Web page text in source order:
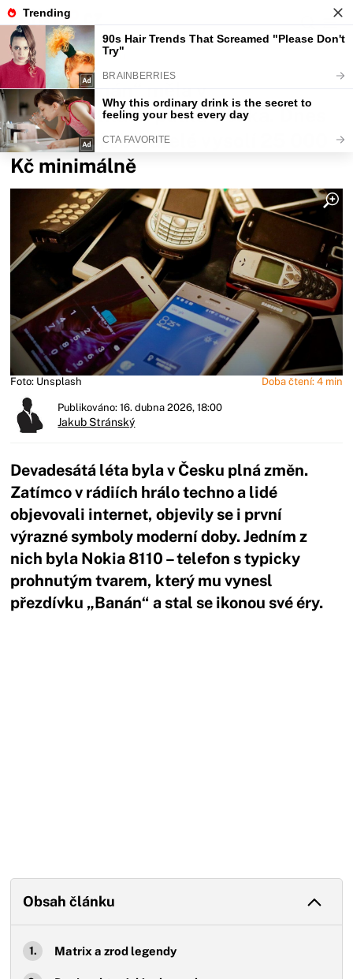
Fajntip.cz Magazín
Tento “banán“ měla v
devadesátkách půlka Česka. Dnes
vám za něj sběratelé vysolí 25 000
Kč minimálně
Foto: Unsplash Doba čtení: 4 min
Publikováno: 16. dubna 2026, 18:00
Jakub Stránský
Devadesátá léta byla v Česku plná změn.
Zatímco v rádiích hrálo techno a lidé
objevovali internet, objevily se i první
výrazné symboly moderní doby. Jedním z
nich byla Nokia 8110 – telefon s typicky
prohnutým tvarem, který mu vynesl
přezdívku „Banán“ a stal se ikonou své éry.
Obsah článku
Matrix a zrod legendy